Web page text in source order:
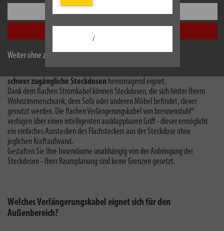
Weiter ohne zu akzeptieren
/
schwer zugängliche Steckdosen hervorragend eignet.
Dank dem flachen Stromkabel können Steckdosen, die sich hinter Ihrem
Wohnzimmerschrank, dem Sofa oder anderen Möbel befindet, clever
genutzt werden. Die flachen Verlängerungskabel von brennenstuhl®
verfügen über einen intelligenten ausklappbaren Griff - dieser ermöglicht
ein einfaches Ausstecken des Flachsteckers aus der Steckdose ohne
jeglichen Kraftaufwand.
Gestalten Sie Ihre Innenräume unabhängig von der Anbringung der
Steckdosen - Ihrer Raumplanung sind keine Grenzen gesetzt.
Welches Verlängerungskabel eignet sich für den
Außenbereich?